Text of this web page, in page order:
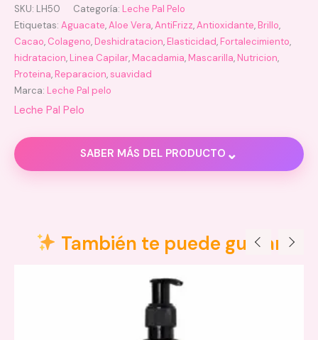
SKU: LH50 Categoría: Leche Pal Pelo
Etiquetas: Aguacate,Aloe Vera,AntiFrizz,Antioxidante, Brillo,
Cacao, Colageno, Deshidratacion, Elasticidad, Fortalecimiento,
hidratacion, Linea Capilar, Macadamia, Mascarilla, Nutricion,
Proteina, Reparacion,suavidad
Marca: Leche Pal pelo
Leche Pal Pelo
SABER MÁS DEL PRODUCTO ⌄
También te puede gustar